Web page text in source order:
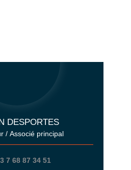
DESPORTES
/ Associé principal
7 68 87 34 51